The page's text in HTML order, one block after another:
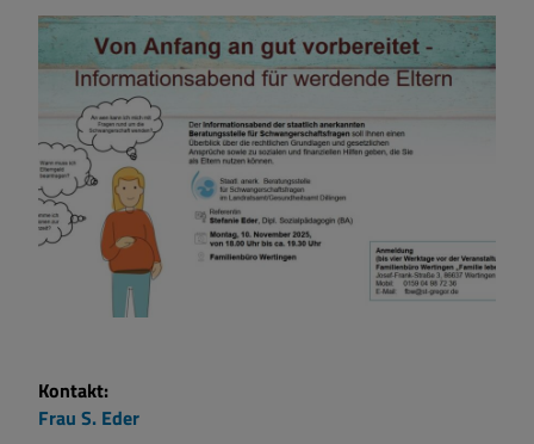
Kontakt:
Frau S. Eder